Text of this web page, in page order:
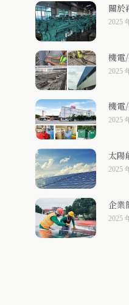
關於
2025
機電
2025
機電
2025
太陽
2025
企業
2025